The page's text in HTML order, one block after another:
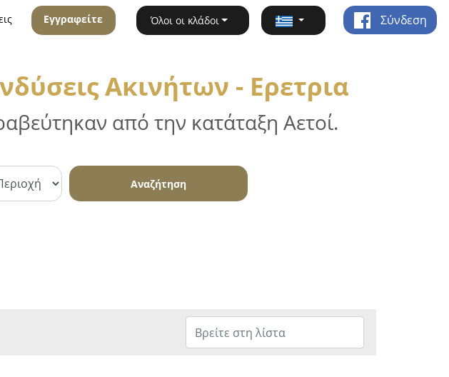
Εγγραφείτε Όλοι οι κλάδοι Σύνδεση
Ακινήτων - Ερετρια
από την κατάταξη Αετοί.
Αναζήτηση